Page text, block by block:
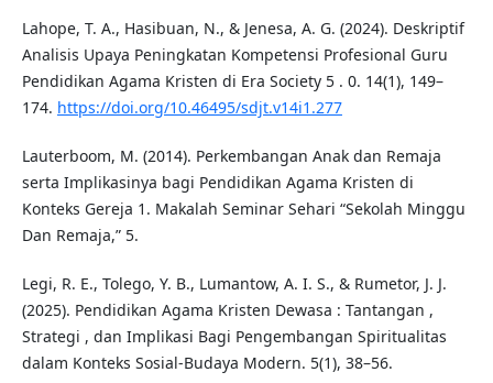
Lahope, T. A., Hasibuan, N., & Jenesa, A. G. (2024). Deskriptif
Analisis Upaya Peningkatan Kompetensi Profesional Guru
Pendidikan Agama Kristen di Era Society 5 . 0. 14(1), 149–
174. https://doi.org/10.46495/sdjt.v14i1.277
Lauterboom, M. (2014). Perkembangan Anak dan Remaja
serta Implikasinya bagi Pendidikan Agama Kristen di
Konteks Gereja 1. Makalah Seminar Sehari “Sekolah Minggu
Dan Remaja,” 5.
Legi, R. E., Tolego, Y. B., Lumantow, A. I. S., & Rumetor, J. J.
(2025). Pendidikan Agama Kristen Dewasa : Tantangan ,
Strategi , dan Implikasi Bagi Pengembangan Spiritualitas
dalam Konteks Sosial-Budaya Modern. 5(1), 38–56.